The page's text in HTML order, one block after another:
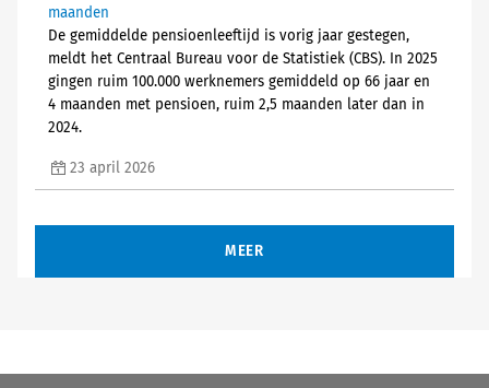
maanden
De gemiddelde pensioenleeftijd is vorig jaar gestegen,
meldt het Centraal Bureau voor de Statistiek (CBS). In 2025
gingen ruim 100.000 werknemers gemiddeld op 66 jaar en
4 maanden met pensioen, ruim 2,5 maanden later dan in
2024.
23 april 2026
MEER